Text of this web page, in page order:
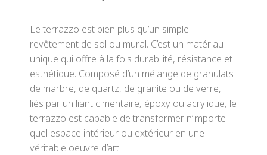
Le terrazzo est bien plus qu’un simple
revêtement de sol ou mural. C’est un matériau
unique qui offre à la fois durabilité, résistance et
esthétique. Composé d’un mélange de granulats
de marbre, de quartz, de granite ou de verre,
liés par un liant cimentaire, époxy ou acrylique, le
terrazzo est capable de transformer n’importe
quel espace intérieur ou extérieur en une
véritable oeuvre d’art.